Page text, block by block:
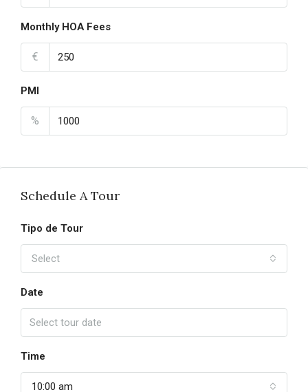
Monthly HOA Fees
€
PMI
%
Schedule A Tour
Tipo de Tour
Select
Date
Time
10:00 am